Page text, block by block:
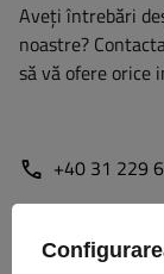
Aveți întrebări
noastre?
să vă ofere orice
+40 31 229